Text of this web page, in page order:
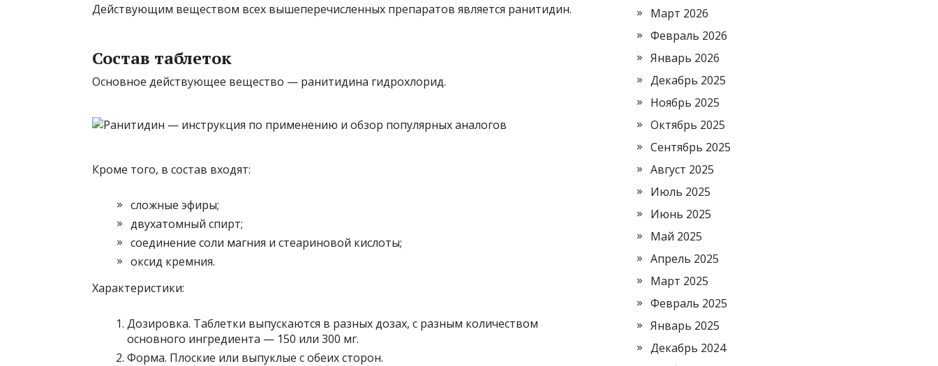
Действующим веществом всех вышеперечисленных препаратов является ранитидин.
Состав таблеток
Основное действующее вещество — ранитидина гидрохлорид.
Кроме того, в состав входят:
сложные эфиры;
двухатомный спирт;
соединение соли магния и стеариновой кислоты;
оксид кремния.
Характеристики:
Дозировка. Таблетки выпускаются в разных дозах, с разным количеством
основного ингредиента — 150 или 300 мг.
Форма. Плоские или выпуклые с обеих сторон.
Март 2026
Февраль 2026
Январь 2026
Декабрь 2025
Ноябрь 2025
Октябрь 2025
Сентябрь 2025
Август 2025
Июль 2025
Июнь 2025
Май 2025
Апрель 2025
Март 2025
Февраль 2025
Январь 2025
Декабрь 2024